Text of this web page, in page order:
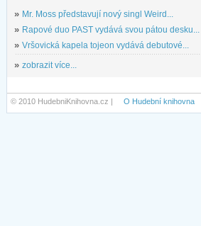
» Mr. Moss představují nový singl Weird...
» Rapové duo PAST vydává svou pátou desku...
» Vršovická kapela tojeon vydává debutové...
» zobrazit více...
© 2010 HudebniKnihovna.cz | O Hudební knihovna